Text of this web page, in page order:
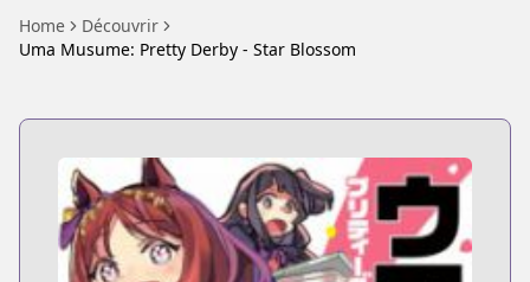
Home
Découvrir
Uma Musume: Pretty Derby - Star Blossom